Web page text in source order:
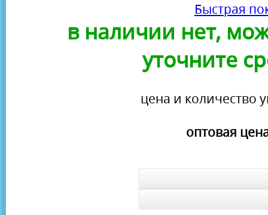
Быстрая
в наличии нет,
уточните
цена и количество
оптовая